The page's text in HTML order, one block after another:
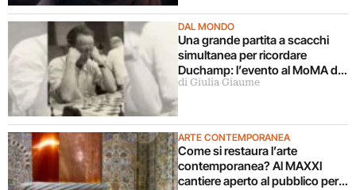
DAL MONDO
Una grande partita a scacchi
simultanea per ricordare
Duchamp: l’evento al MoMA di
New York
di Giulia Giaume
ARTE CONTEMPORANEA
Come si restaura l’arte
contemporanea? Al MAXXI
cantiere aperto al pubblico per